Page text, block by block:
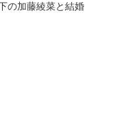
の加藤綾菜と結婚